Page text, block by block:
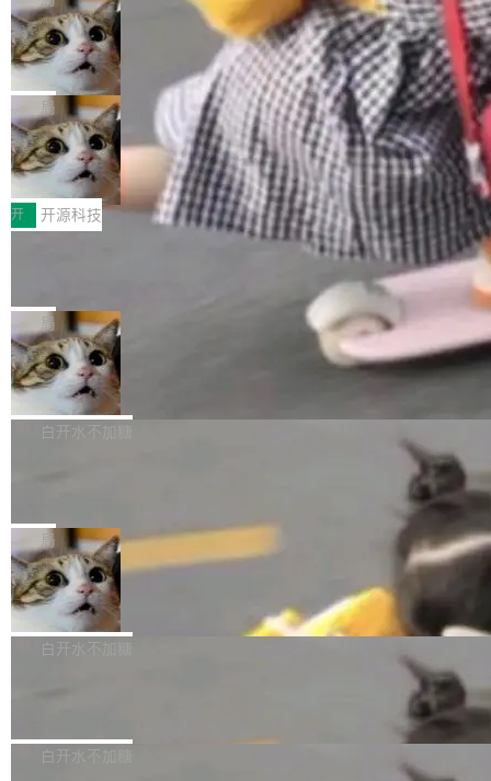
现实 过去两年，CIO们的焦虑清单上多了两项：
一是如何让大模型和智能体应用安全地从PoC走
向生产，二是如何让测试团队跟得上AI应用...
设置，如果用布尔值 + 可空字段来表示——bool
ean 表示是否可切换，nullable 的默认模式、浅
色方案、深色方案——会产生大量无意义的组
合。方案缺了、配置冲突了、全 null 了。要知道
哪些组合有效，作者说，你得靠"文档、校验、或
者部落知识"。 换个写法。Rust 的 enum，两个
变体：Switchable...
个"AI 知识库 + 聊天机器人"——每个大厂都在
做，没什么新鲜的。 但 Kenton Varda 在 Twitte
r 上把事情说清楚了： 今天我们发布了 Cloudfla
re OS，一个带连接器的聊天机器人，跟其他所
有科技公司做的一样。只不过，实际上它不一
样。这是 Sandstorm.io 的重制版，我十年前的
那个创业公司。不同的是，这次它构建在 Cloudf
lare Workers 上——我花了九年时间搭建的平台
——并且深度集成了 AI。这基本上是我十年秘密
Deno 团队开源 Celld，可自托管的分
布式 Durable Objects
Ryan Dahl 领导的 Deno 团队推出了最新开源项
目 Celld，一个能在自己机器上运行 Cloudflare
Workers 和 Durable Objects 的守护进程。 设
计思路很直接：每个对象是一个独立的 SQLite
数据库，按名称寻址，复制到你自己的 S3 兼容
存储库里。节点之间只通过这个存储库协调——
没有控制平面，没有共识协议。每个对象自带一
个小型数据库，应用天然按分片构建，单个数据
库的竞争和爆炸半径问题在设计层面就被消除
了。 闲置的 cell 会休眠到几乎不占资源。当 cel
l 迁移或唤醒时，新宿主从 S3 恢复 SQLite 数据
库继续执行。存储库是持久化的唯一真相...
局
鲁大师7月新机性能/流畅/AI榜：vivo夺
性能、流畅双第一，三星Galaxy Z系列
新折叠缺席
2026年7月的手机市场，由于存储等硬件成本暴
增，手机厂商的日子也不好过啊，新机速度明显
放缓，因此硝烟味淡了许多。新机参数规格除开
高价的三星折叠（三星Galaxy Z Fold8 Ultra / Z
Fold8 / Z Flip8）外，其余要么是中低端机器，
例如iQOO Z11i、REDMI Note 17、REDMI No
te 17 Pro、OPPO K15，要么是vivo X300 E这
样的次旗舰。 Galaxy Z Fold8 Ultra / Z Fold8 /
Z Flip8三款折叠屏新机均在7月22日发布，且全
部搭载骁龙8 Elite Gen5 for Galaxy，它们本该
开 开源科技
Zed 编辑器团队发布了新项目——DeltaDB，一
个在 git commit 之间记录每一次编辑操作的版
本控制系统。目前处于 Early Access 阶段。 De
ltaDB 的核心思路直接写在 landing page 最显
眼的位置：「Software is made between com
mits」——软件是在 commit 之间写出来的。git
是把这段空隙补上。 回退到任何一次编辑：Delt
aDB 捕获 commit 之间的每一次操作，...
局
SpaceXAI 单季资本开支达 183 亿美元
根据风险投资人Tomer Tunguz 博客（VC 分
析）披露的最新分析与第二季度业绩报告，Spac
微软同期总资本开支的四成。 与亚马逊、Alpha
bet、微软以及 Meta 等传统科技巨头相比，Spa
ceXAI的资金消耗速度尤为引人瞩目。然而，支
撑庞大支出的资金来源却呈现出截然不同的面
貌。数据显示，微软和 Meta 主要依托充沛的经
白开水不加糖
一个在终端里运行的编程 agent；Muse Spark
1.2，驱动这个 agent 的新模型。一句话概括：
你可以用 curl -fsSL https://dev.meta.ai/install.
sh | bash 安装一个能在大项目里自动规划、写
代码、验证结果的 AI 终端工具。 据介绍，Muse
个主 agent 循环，外加一组后台 agent。这些后
局
美团开源 LoHoSearch，用知识图谱校
准 AI 能力认知
机器出题的前提，是让机器拥有全局视野。整个
构建流程可以分为四个环节：建图 → 控制难度
白开水不加糖
库，并将作为transport接入Mooncake TENT。
白开水不加糖